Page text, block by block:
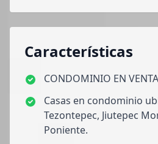
Características
CONDOMINIO EN
Casas en condominio
Tezontepec, Jiutepec
Poniente.